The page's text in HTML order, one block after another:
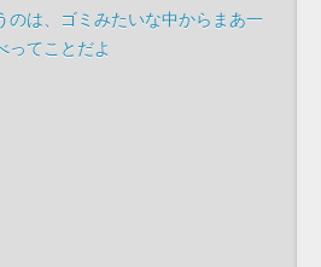
のは、ゴミみたいな中からまあ一
ってことだよ